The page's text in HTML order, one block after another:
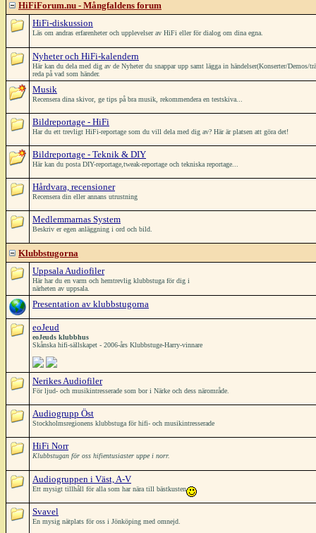
HiFiForum.nu - Mångfaldens forum
HiFi-diskussion
Läs om andras erfarenheter och upplevelser av HiFi eller för dialog om dina egna.
Nyheter och HiFi-kalendern
Här kan du dela med dig av de Nyheter du snappar upp samt lägga in händelser(Konserter/Demos/
reda på vad som händer.
Musik
Recensera dina skivor, ge tips på bra musik, rekommendera en testskiva...
Bildreportage - HiFi
Har du ett trevligt HiFi-reportage som du vill dela med dig av? Här är platsen att göra det!
Bildreportage - Teknik & DIY
Här kan du posta DIY-reportage,tweak-reportage och tekniska reportage...
Hårdvara, recensioner
Recensera din eller annans utrustning
Medlemmarnas System
Beskriv er egen anläggning i ord och bild.
Klubbstugorna
Uppsala Audiofiler
Här har du en varm och hemtrevlig klubbstuga för dig i
närheten av uppsala.
Presentation av klubbstugorna
eoJeud
eoJeuds klubbhus
Skånska hifi-sällskapet - 2006-års Klubbstuge-Harry-vinnare
Nerikes Audiofiler
För ljud- och musikintresserade som bor i Närke och dess närområde.
Audiogrupp Öst
Stockholmsregionens klubbstuga för hifi- och musikintresserade
HiFi Norr
Klubbstugan för oss hifientusiaster uppe i norr.
Audiogruppen i Väst, A-V
Ett mysigt tillhåll för alla som har nära till bästkusten
Svavel
En mysig nätplats för oss i Jönköping med omnejd.